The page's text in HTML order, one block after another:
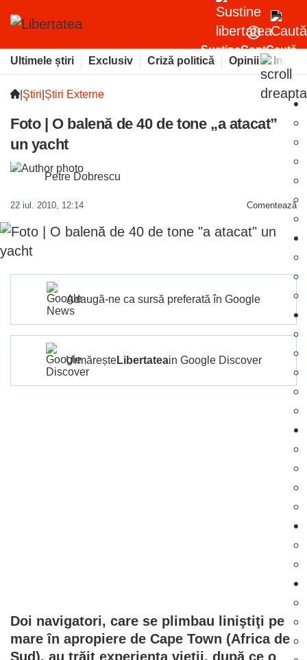
SusțineContCaută
Ultimele știri
Exclusiv Criză politică Opinii
Ştiri Știri Externe
Foto | O balenă de 40 de tone „a atacat”
un yacht
Petre Dobrescu
22 iul. 2010, 12:14 Comentează
Adaugă-ne ca sursă preferată în Google
UrmăreșteLibertateain Google Discover
Doi navigatori, care se plimbau liniştiţi pe
mare în apropiere de Cape Town (Africa de
Sud), au trăit experienta vieţii, după ce o